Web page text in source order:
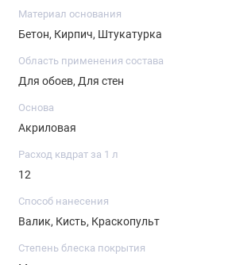
для тонирования в светлые,
использоваться
Материал основания
Бетон, Кирпич, Штукатурка
Область применения состава
Для обоев, Для стен
Основа
Акриловая
Расход квдрат за 1 л
12
Способ нанесения
Валик, Кисть, Краскопульт
Степень блеска покрытия